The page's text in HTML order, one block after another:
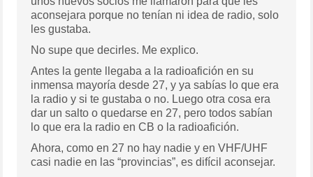
aconsejara porque no tenían ni idea de radio, solo
les gustaba.
No supe que decirles. Me explico.
Antes la gente llegaba a la radioafición en su
inmensa mayoría desde 27, y ya sabías lo que era
la radio y si te gustaba o no. Luego otra cosa era
dar un salto o quedarse en 27, pero todos sabían
lo que era la radio en CB o la radioafición.
Ahora, como en 27 no hay nadie y en VHF/UHF
casi nadie en las “provincias”, es difícil aconsejar.